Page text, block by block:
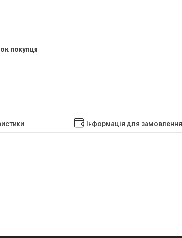
покупця
Інформація для замовлення